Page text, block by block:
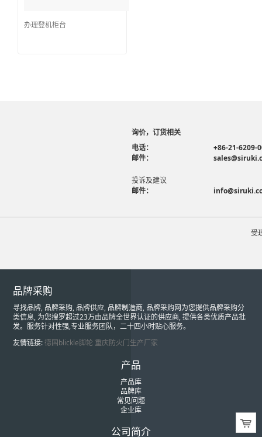
办理登机柜台
询价，订货相关
电话：
+86-21-6209-
邮件：
投诉及建议
邮件：
受
品牌采购
寻找品牌, 品牌采购, 品牌供应, 品牌制造商, 品牌采购网为您提供品牌采购分
类信息, 为您搜罗超过23万由品牌全世界认证的供应商, 提供各类优质产品批
发。服务针对性强,专业服务团队，二十四小时贴心服务。
友情链接:德国blickle脚轮 重庆防火门生产厂家
产品
产品库
品牌库
常见问题
企业库
公司简介